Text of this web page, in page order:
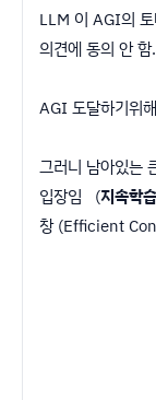
LLM 이 AGI의
의견에 동의 안
AGI 도달하기위
그러니 남아있는
입장임 (지속학습
창 (Efficient